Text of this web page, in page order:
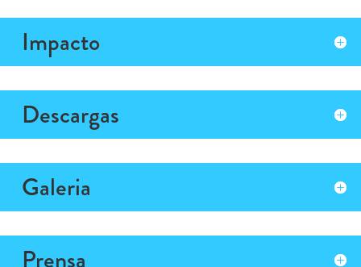
Impacto
Descargas
Galeria
Prensa